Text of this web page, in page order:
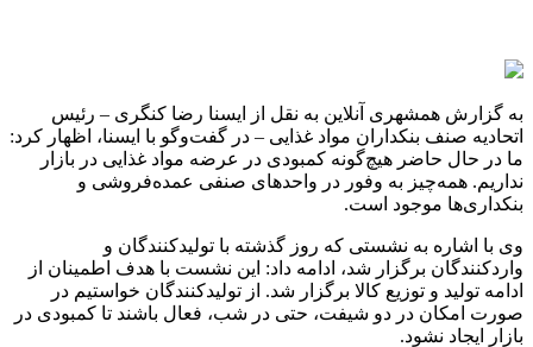
به گزارش همشهری آنلاین به نقل از ایسنا رضا کنگری – رئیس
اتحادیه صنف بنکداران مواد غذایی – در گفت‌وگو با ایسنا، اظهار کرد:
ما در حال حاضر هیچ‌گونه کمبودی در عرضه مواد غذایی در بازار
نداریم. همه‌چیز به وفور در واحدهای صنفی عمده‌فروشی و
بنکداری‌ها موجود است.
وی با اشاره به نشستی که روز گذشته با تولیدکنندگان و
واردکنندگان برگزار شد، ادامه داد: این نشست با هدف اطمینان از
ادامه تولید و توزیع کالا برگزار شد. از تولیدکنندگان خواستیم در
صورت امکان در دو شیفت، حتی در شب، فعال باشند تا کمبودی در
بازار ایجاد نشود.